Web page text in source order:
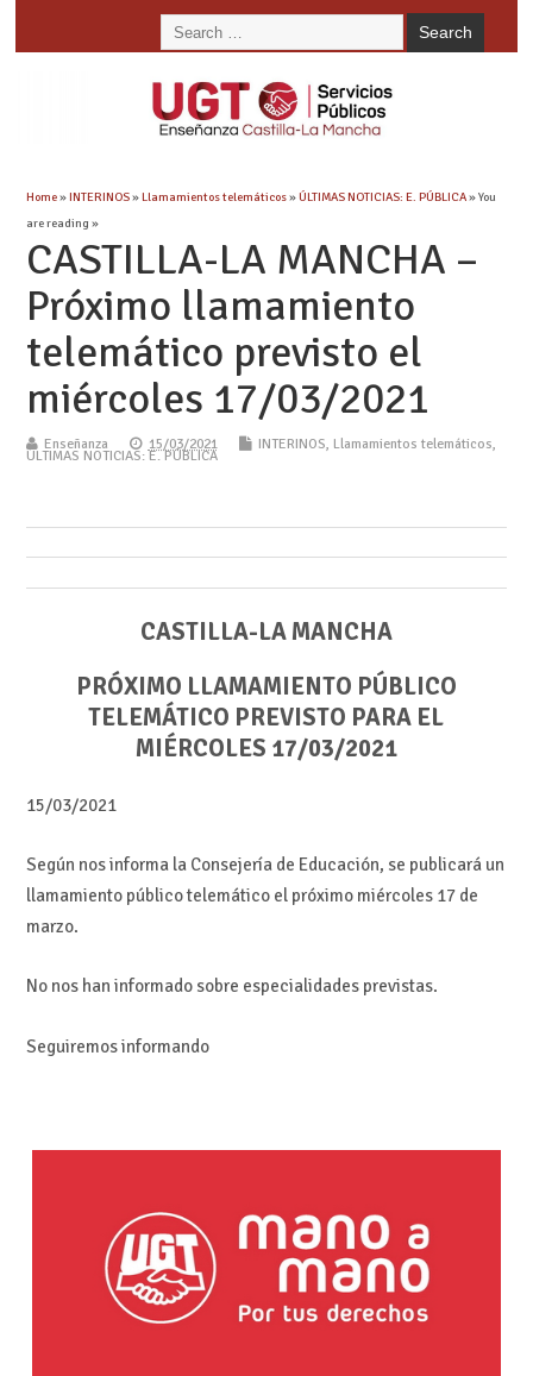
Home»INTERINOS»Llamamientos telemáticos»ÚLTIMAS NOTICIAS: E. PÚBLICA» You
are reading »
CASTILLA-LA MANCHA –
Próximo llamamiento
telemático previsto el
miércoles 17/03/2021
Enseñanza 15/03/2021 INTERINOS, Llamamientos telemáticos,
ÚLTIMAS NOTICIAS: E. PÚBLICA
CASTILLA-LA MANCHA
PRÓXIMO LLAMAMIENTO PÚBLICO
TELEMÁTICO PREVISTO PARA EL
MIÉRCOLES 17/03/2021
15/03/2021
Según nos informa la Consejería de Educación, se publicará un
llamamiento público telemático el próximo miércoles 17 de
marzo.
No nos han informado sobre especialidades previstas.
Seguiremos informando